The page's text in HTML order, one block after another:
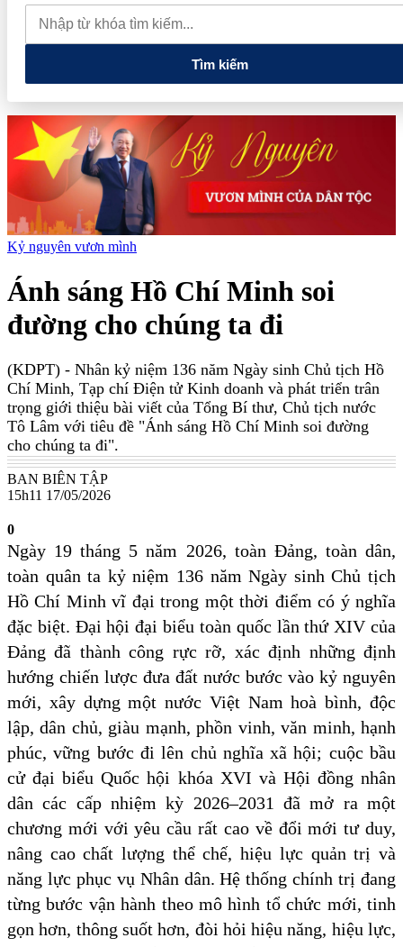
muốn mở rộng hợp tác công nghệ cao tại Đồng Nai
Từ hệ sinh
thái tài chính đến tham vọng năng lượng: T&T Group đang tạo
"đòn bẩy vốn" như thế nào?
Tìm kiếm
Kỷ nguyên vươn mình
Ánh sáng Hồ Chí Minh soi
đường cho chúng ta đi
(KDPT) - Nhân kỷ niệm 136 năm Ngày sinh Chủ tịch Hồ
Chí Minh, Tạp chí Điện tử Kinh doanh và phát triển trân
trọng giới thiệu bài viết của Tổng Bí thư, Chủ tịch nước
Tô Lâm với tiêu đề "Ánh sáng Hồ Chí Minh soi đường
cho chúng ta đi".
BAN BIÊN TẬP
15h11 17/05/2026
0
Ngày 19 tháng 5 năm 2026, toàn Đảng, toàn dân,
toàn quân ta kỷ niệm 136 năm Ngày sinh Chủ tịch
Hồ Chí Minh vĩ đại trong một thời điểm có ý nghĩa
đặc biệt. Đại hội đại biểu toàn quốc lần thứ XIV của
Đảng đã thành công rực rỡ, xác định những định
hướng chiến lược đưa đất nước bước vào kỷ nguyên
mới, xây dựng một nước Việt Nam hoà bình, độc
lập, dân chủ, giàu mạnh, phồn vinh, văn minh, hạnh
phúc, vững bước đi lên chủ nghĩa xã hội; cuộc bầu
cử đại biểu Quốc hội khóa XVI và Hội đồng nhân
dân các cấp nhiệm kỳ 2026–2031 đã mở ra một
chương mới với yêu cầu rất cao về đổi mới tư duy,
nâng cao chất lượng thể chế, hiệu lực quản trị và
năng lực phục vụ Nhân dân. Hệ thống chính trị đang
từng bước vận hành theo mô hình tổ chức mới, tinh
gọn hơn, thông suốt hơn, đòi hỏi hiệu năng, hiệu lực,